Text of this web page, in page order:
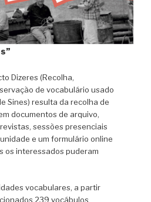
Dizeres (Recolha,
de vocabulário usado
Sines) resulta da recolha de
documentos de arquivo,
sessões presenciais
e um formulário online
os interessados puderam
vocabulares, a partir
239 vocábulos